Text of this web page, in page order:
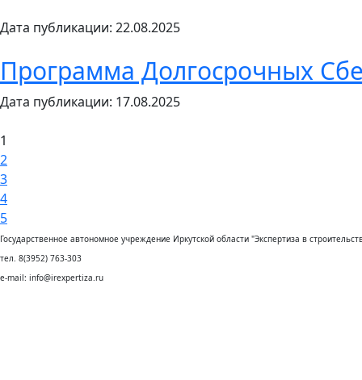
Дата публикации: 22.08.2025
Программа Долгосрочных
Дата публикации: 17.08.2025
1
2
3
4
5
Государственное автономное учреждение Иркутской области "Экспертиза в
тел. 8(3952) 763-303
e-mail: info@irexpertiza.ru